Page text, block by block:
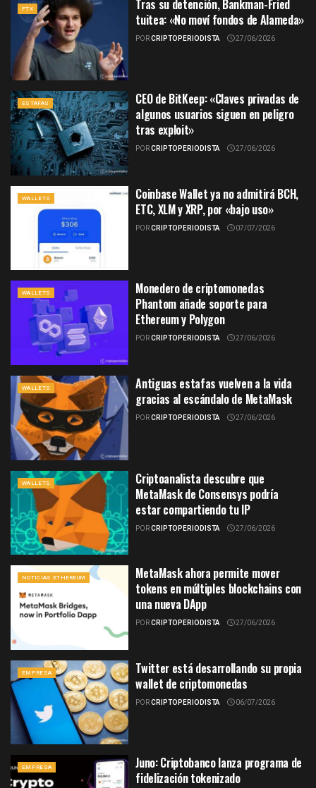
FTX
Tras su detención, Bankman-Fried
tuitea: «No moví fondos de Alameda»
PORCRIPTOPERIODISTA 27/06/2026
ESTAFAS
CEO de BitKeep: «Claves privadas de
algunos usuarios siguen en peligro
tras exploit»
PORCRIPTOPERIODISTA 27/06/2026
WALLETS
Coinbase Wallet ya no admitirá BCH,
ETC, XLM y XRP, por «bajo uso»
PORCRIPTOPERIODISTA 07/07/2026
WALLETS
Monedero de criptomonedas
Phantom añade soporte para
Ethereum y Polygon
PORCRIPTOPERIODISTA 27/06/2026
WALLETS
Antiguas estafas vuelven a la vida
gracias al escándalo de MetaMask
PORCRIPTOPERIODISTA 27/06/2026
WALLETS
Criptoanalista descubre que
MetaMask de Consensys podría
estar compartiendo tu IP
PORCRIPTOPERIODISTA 27/06/2026
NOTICIAS ETHEREUM
MetaMask ahora permite mover
tokens en múltiples blockchains con
una nueva DApp
PORCRIPTOPERIODISTA 27/06/2026
EMPRESA
Twitter está desarrollando su propia
wallet de criptomonedas
PORCRIPTOPERIODISTA 06/07/2026
EMPRESA
Juno: Criptobanco lanza programa de
fidelización tokenizado